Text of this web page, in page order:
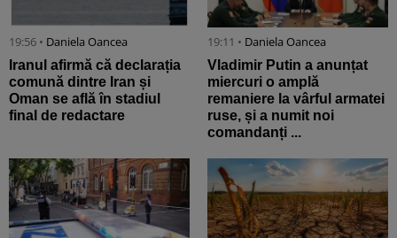
19:56 • Daniela Oancea
Iranul afirmă că declarația
comună dintre Iran și
Oman se află în stadiul
final de redactare
19:11 • Daniela Oancea
Vladimir Putin a anunțat
miercuri o amplă
remaniere la vârful armatei
ruse, și a numit noi
comandanți ...